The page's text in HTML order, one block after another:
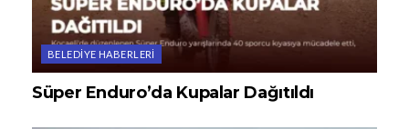
BELEDIYE HABERLERI
Süper Enduro’da Kupalar Dağıtıldı